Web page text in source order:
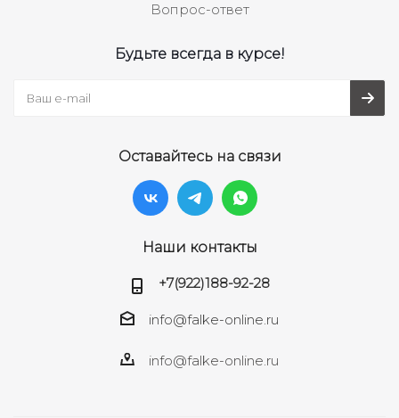
Вопрос-ответ
Будьте всегда в курсе!
Оставайтесь на связи
Наши контакты
+7(922)188-92-28
info@falke-online.ru
info@falke-online.ru